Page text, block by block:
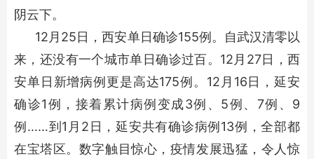
阴云下。
12月25日，西安单日确诊155例。自武汉清零以
来，还没有一个城市单日确诊过百。12月27日，西
安单日新增病例更是高达175例。12月16日，延安
确诊1例，接着累计病例变成3例、5例、7例、9
例……到1月2日，延安共有确诊病例13例，全部都
在宝塔区。数字触目惊心，疫情发展迅猛，令人惊